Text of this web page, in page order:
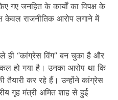
गए जनहित के कार्यों का विपक्ष के
केवल राजनीतिक आरोप लगाने में
ही “कांग्रेस विंग” बन चुका है और
हो गया है। उनका आरोप था कि
तैयारी कर रहे हैं। उन्होंने कांग्रेस
गृह मंत्री अमित शाह से हुई